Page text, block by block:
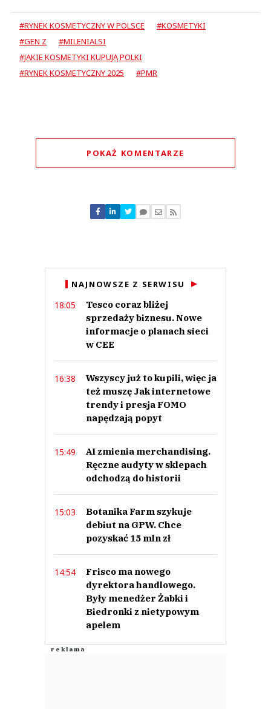
#RYNEK KOSMETYCZNY W POLSCE
#KOSMETYKI
#GEN Z
#MILENIALSI
#JAKIE KOSMETYKI KUPUJĄ POLKI
#RYNEK KOSMETYCZNY 2025
#PMR
POKAŻ KOMENTARZE
Nie znaleziono komentarzy
Zostaw swoje komentarze
NAJNOWSZE Z SERWISU
18:05
Tesco coraz bliżej
sprzedaży biznesu. Nowe
informacje o planach sieci
w CEE
16:38
Wszyscy już to kupili, więc ja
też muszę Jak internetowe
trendy i presja FOMO
napędzają popyt
15:49
AI zmienia merchandising.
Ręczne audyty w sklepach
odchodzą do historii
15:03
Botanika Farm szykuje
debiut na GPW. Chce
pozyskać 15 mln zł
14:54
Frisco ma nowego
dyrektora handlowego.
Były menedżer Żabki i
Biedronki z nietypowym
apelem